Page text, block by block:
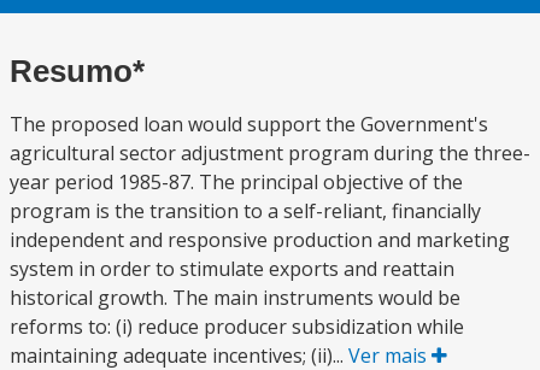
Resumo*
The proposed loan would support the Government's
agricultural sector adjustment program during the three-
year period 1985-87. The principal objective of the
program is the transition to a self-reliant, financially
independent and responsive production and marketing
system in order to stimulate exports and reattain
historical growth. The main instruments would be
reforms to: (i) reduce producer subsidization while
maintaining adequate incentives; (ii)... Ver mais